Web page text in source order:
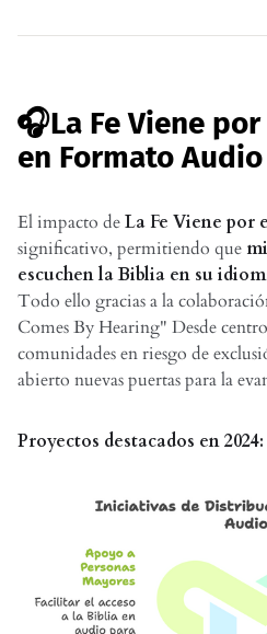
🎧La Fe Viene
en Formato Audio
El impacto deLa Fe Viene por
significativo, permitiendo que
escuchen la Biblia en su
Todo ello gracias a la
Comes By Hearing" Desde
comunidades en riesgo de
abierto nuevas puertas para la
Proyectos destacados en 2024: